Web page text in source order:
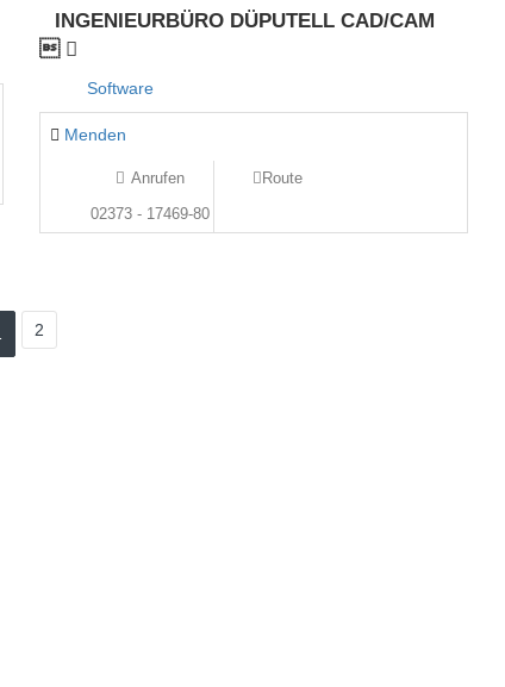
INGENIEURBÜRO DÜPUTELL CAD/CAM

Software
Menden
Anrufen
02373 - 17469-80
Route
2